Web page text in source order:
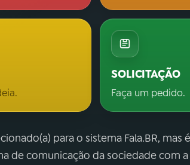
SOLICITAÇÃO
Faça um pedido.
para o sistema Fala.BR, mas
de comunicação da sociedade com